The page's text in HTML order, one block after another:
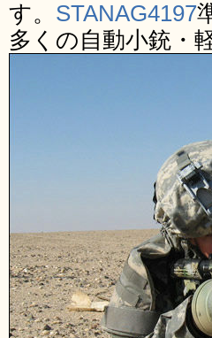
す。 STANAG4197
多くの自動小銃・